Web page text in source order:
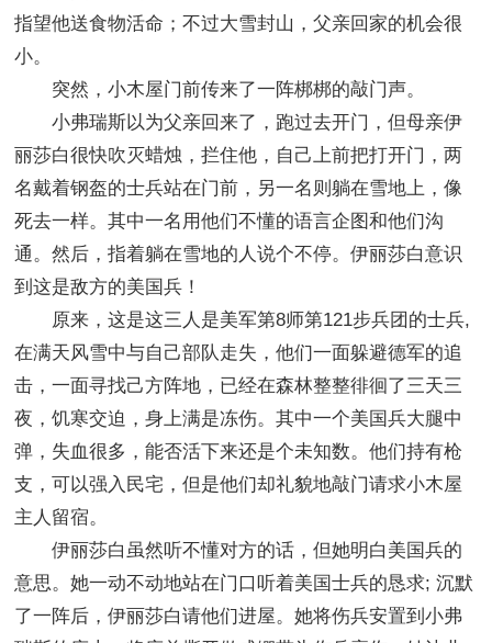
指望他送食物活命；不过大雪封山，父亲回家的机会很
小。
突然，小木屋门前传来了一阵梆梆的敲门声。
小弗瑞斯以为父亲回来了，跑过去开门，但母亲伊
丽莎白很快吹灭蜡烛，拦住他，自己上前把打开门，两
名戴着钢盔的士兵站在门前，另一名则躺在雪地上，像
死去一样。其中一名用他们不懂的语言企图和他们沟
通。然后，指着躺在雪地的人说个不停。伊丽莎白意识
到这是敌方的美国兵！
原来，这是这三人是美军第8师第121步兵团的士兵,
在满天风雪中与自己部队走失，他们一面躲避德军的追
击，一面寻找己方阵地，已经在森林整整徘徊了三天三
夜，饥寒交迫，身上满是冻伤。其中一个美国兵大腿中
弹，失血很多，能否活下来还是个未知数。他们持有枪
支，可以强入民宅，但是他们却礼貌地敲门请求小木屋
主人留宿。
伊丽莎白虽然听不懂对方的话，但她明白美国兵的
意思。她一动不动地站在门口听着美国士兵的恳求; 沉默
了一阵后，伊丽莎白请他们进屋。她将伤兵安置到小弗